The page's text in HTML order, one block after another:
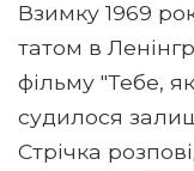
Взимку 1969
татом в
фільму "Тебе,
судилося
Стрічка